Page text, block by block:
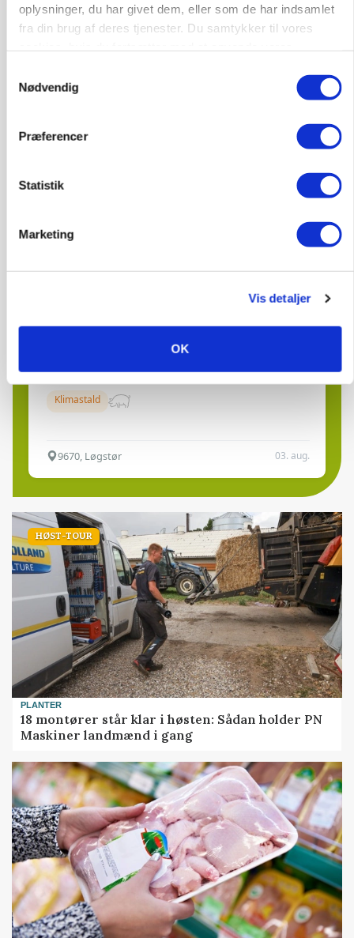
oplysninger, du har givet dem, eller som de har indsamlet
fra din brug af deres tjenester. Du samtykker til vores
Nødvendig
Præferencer
Statistik
Marketing
Vis detaljer
OK
4700, Næstved
Medarbejdere til griseproduktion
9681, Ranum 03. aug.
Kalvepasser til ejendom i udvikling søges
Leder til klimastald
Klimastald
9670, Løgstør 03. aug.
HØST-TOUR
PLANTER
18 montører står klar i høsten: Sådan holder PN
Maskiner landmænd i gang